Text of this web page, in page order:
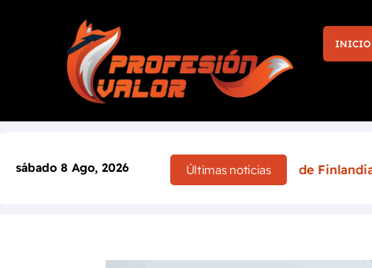
INICIO
sábado 8 Ago, 2026 Últimas noticias
la victoria en casa: el Rally de Finlandia 2026 cambia por